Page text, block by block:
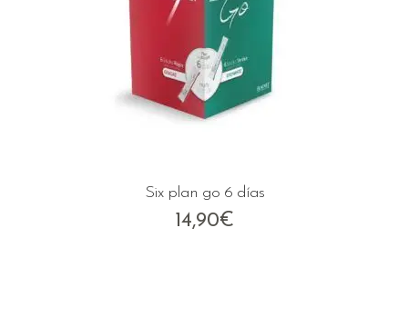
Six plan go 6 días
14,90€